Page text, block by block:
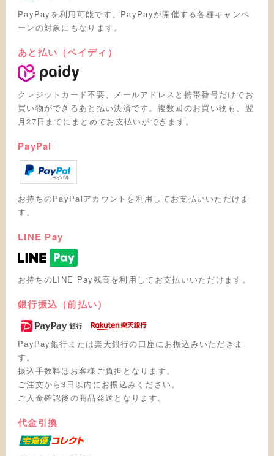
PayPayを利用可能です。PayPayが開催する各種キャンペ
ーンの対象にもなります。
あと払い（ペイディ）
クレジットカード不要、メールアドレスと携帯番号だけでお
買い物ができるあと払い決済です。複数回のお買い物も、翌
月27日までにまとめてお支払いができます。
PayPal
お持ちのPayPalアカウントを利用してお支払いいただけま
す。
LINE Pay
お持ちのLINE Pay残高を利用してお支払いいただけます。
銀行振込（前払い）
PayPay銀行または楽天銀行の口座にお振込みいただきま
す。
振込手数料はお客様ご負担となります。
ご注文から3日以内にお振込みください。
ご入金確認後の商品発送となります。
代金引換